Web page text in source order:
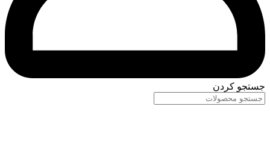
جستجو کردن